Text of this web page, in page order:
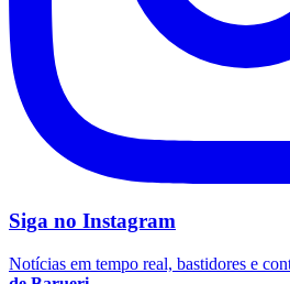
Vasco
Siga no Instagram
Notícias em tempo real, bastidores e